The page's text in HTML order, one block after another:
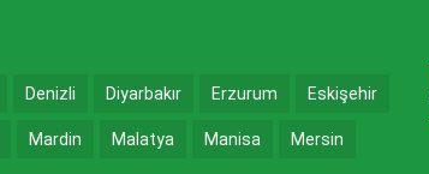
Denizli Diyarbakır Erzurum Eskişehir
Mardin Malatya Manisa Mersin